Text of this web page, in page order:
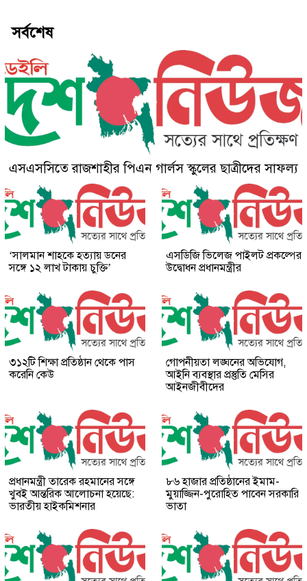
সর্বশেষ
এসএসসিতে রাজশাহীর পিএন গার্লস স্কুলের ছাত্রীদের সাফল্য
‘সালমান শাহকে হত্যায় ডনের
সঙ্গে ১২ লাখ টাকায় চুক্তি’
এসডিজি ভিলেজ পাইলট প্রকল্পের
উদ্বোধন প্রধানমন্ত্রীর
৩১২টি শিক্ষা প্রতিষ্ঠান থেকে পাস
করেনি কেউ
গোপনীয়তা লঙ্ঘনের অভিযোগ,
আইনি ব্যবস্থার প্রস্তুতি মেসির
আইনজীবীদের
প্রধানমন্ত্রী তারেক রহমানের সঙ্গে
খুবই আন্তরিক আলোচনা হয়েছে:
ভারতীয় হাইকমিশনার
৮৬ হাজার প্রতিষ্ঠানের ইমাম-
মুয়াজ্জিন-পুরোহিত পাবেন সরকারি
ভাতা